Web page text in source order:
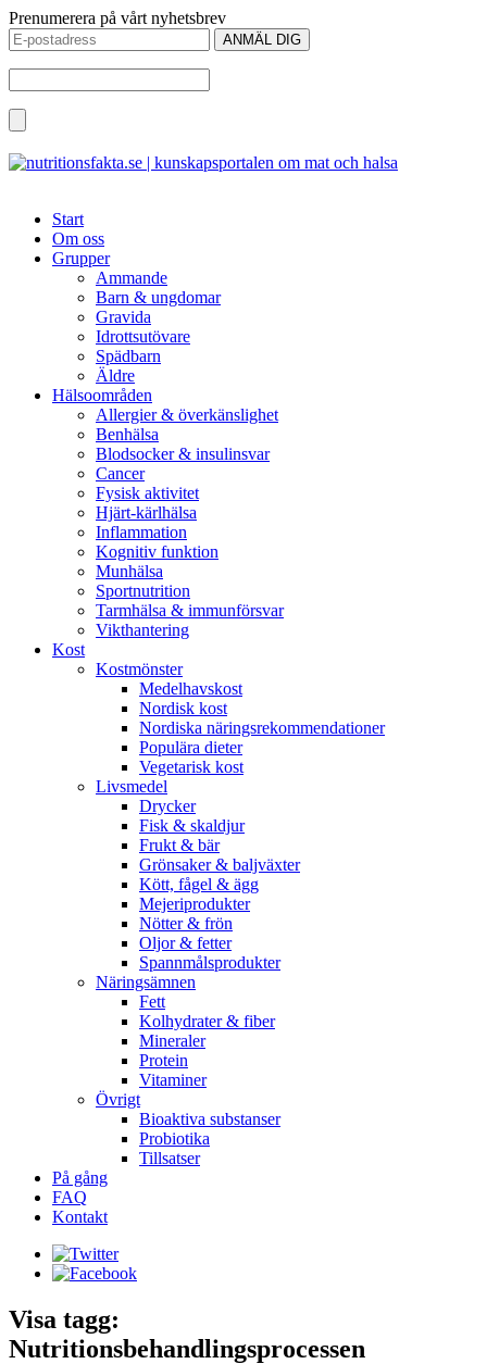
Prenumerera på vårt nyhetsbrev
Start
Om oss
Grupper
Ammande
Barn & ungdomar
Gravida
Idrottsutövare
Spädbarn
Äldre
Hälsoområden
Allergier & överkänslighet
Benhälsa
Blodsocker & insulinsvar
Cancer
Fysisk aktivitet
Hjärt-kärlhälsa
Inflammation
Kognitiv funktion
Munhälsa
Sportnutrition
Tarmhälsa & immunförsvar
Vikthantering
Kost
Kostmönster
Medelhavskost
Nordisk kost
Nordiska näringsrekommendationer
Populära dieter
Vegetarisk kost
Livsmedel
Drycker
Fisk & skaldjur
Frukt & bär
Grönsaker & baljväxter
Kött, fågel & ägg
Mejeriprodukter
Nötter & frön
Oljor & fetter
Spannmålsprodukter
Näringsämnen
Fett
Kolhydrater & fiber
Mineraler
Protein
Vitaminer
Övrigt
Bioaktiva substanser
Probiotika
Tillsatser
På gång
FAQ
Kontakt
Visa tagg:
Nutritionsbehandlingsprocessen